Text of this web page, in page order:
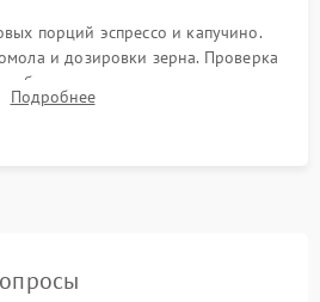
порций эспрессо и капучино.
и дозировки зерна. Проверка
температуры напитка и
Контроль отсутствия посторонних
Подробнее